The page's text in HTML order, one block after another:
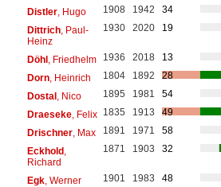
Distler, Hugo 1908 1942
34
Dittrich, Paul-
Heinz
1930 2020 19
Döhl, Friedhelm 1936 2018
13
Dorn, Heinrich 1804 1892
28
Dostal, Nico 1895 1981
54
Draeseke, Felix 1835 1913
49
Drischner, Max 1891 1971
58
Eckhold,
Richard
1871 1903 32
Egk, Werner 1901 1983
48